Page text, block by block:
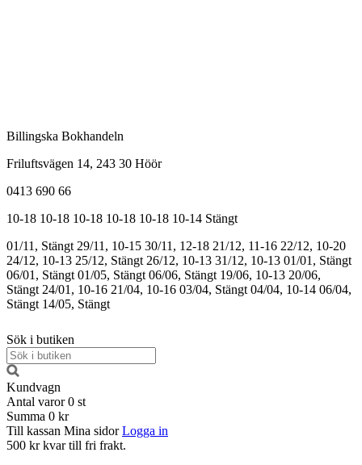
Billingska Bokhandeln
Friluftsvägen 14, 243 30 Höör
0413 690 66
10-18 10-18 10-18 10-18 10-18 10-14 Stängt
01/11, Stängt 29/11, 10-15 30/11, 12-18 21/12, 11-16 22/12, 10-20
24/12, 10-13 25/12, Stängt 26/12, 10-13 31/12, 10-13 01/01, Stängt
06/01, Stängt 01/05, Stängt 06/06, Stängt 19/06, 10-13 20/06,
Stängt 24/01, 10-16 21/04, 10-16 03/04, Stängt 04/04, 10-14 06/04,
Stängt 14/05, Stängt
Sök i butiken
Kundvagn
Antal varor 0 st
Summa 0 kr
Till kassan Mina sidor Logga in
500 kr kvar till fri frakt.